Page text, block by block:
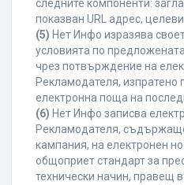
следните компоненти:
показван URL адрес, целеви
(5) Нет Инфо изразява
условията по
чрез потвърждение на
Рекламодателя, изпратено
електронна поща на
(6) Нет Инфо записва
Рекламодателя,
кампания, на електронен
общоприет стандарт за
технически начин, правещ